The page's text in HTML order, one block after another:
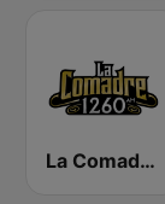
La Comadre 1260 AM